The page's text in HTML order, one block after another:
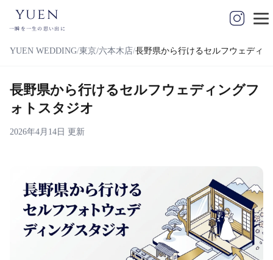
yuen
一瞬を一生の思い出に
YUEN WEDDING 東京/六本木店 長野県から行けるセルフウェディ
長野県から行けるセルフウェディングフ
ォトスタジオ
2026年4月14日 更新